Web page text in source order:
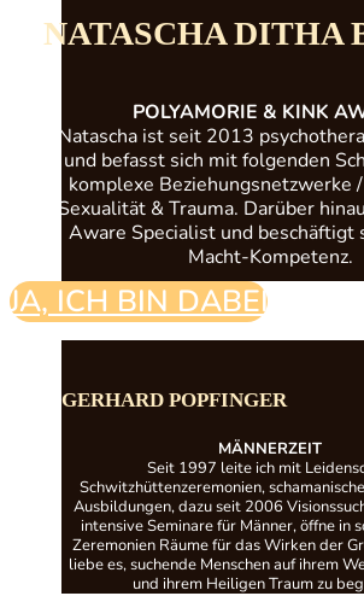
NATASCHA DITHA
POLYAMORIE & KINK
Natascha ist seit 2013
und befasst sich mit folgenden
komplexe Beziehungsnetzwerke
Sexualität & Trauma. Darüber
Aware Specialist und beschäftigt
Macht-Kompetenz.
JA, ICH BIN DABEI!
GERHARD POPFINGER
MÄNNERZEIT
Seit 1997 leite ich mit
Schwitzhüttenzeremonien,
Ausbildungen, dazu seit 2006
intensive Seminare für Männer, öffne in
Zeremonien Räume für das Wirken der
liebe es, suchende Menschen auf ihrem
und ihrem Heiligen Traum zu